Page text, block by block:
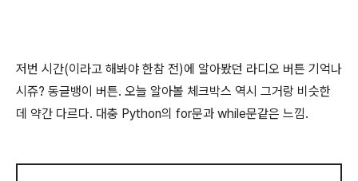
저번 시간(이라고 해봐야 한참 전)에 알아봤던 라디오 버튼 기억나
시쥬? 동글뱅이 버튼. 오늘 알아볼 체크박스 역시 그거랑 비슷한
데 약간 다르다. 대충 Python의 for문과 while문같은 느낌.